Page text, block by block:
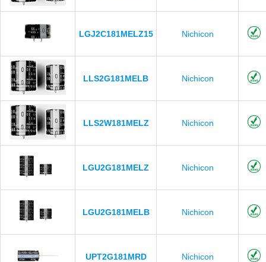
LGJ2C181MELZ15 Nichicon
LLS2G181MELB Nichicon
LLS2W181MELZ Nichicon
LGU2G181MELZ Nichicon
LGU2G181MELB Nichicon
UPT2G181MRD Nichicon